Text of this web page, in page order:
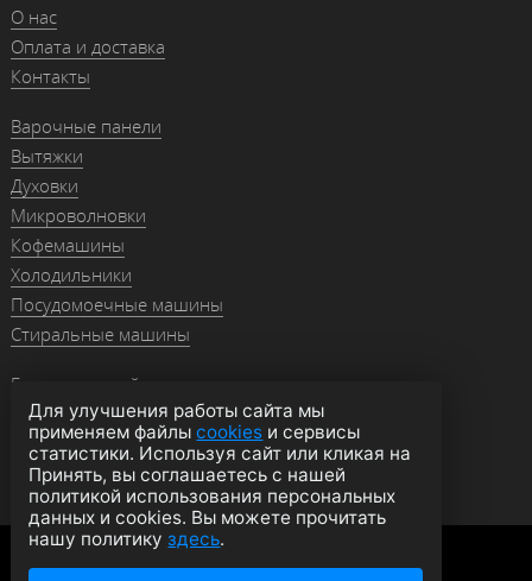
О нас
Оплата и доставка
Контакты
Варочные панели
Вытяжки
Духовки
Микроволновки
Кофемашины
Холодильники
Посудомоечные машины
Стиральные машины
Гранитные мойки
Мойки из нержавейки
Смесители
Аксессуары
Политика конфиденциальности
Для улучшения работы сайта мы
применяем файлыcookies и сервисы
статистики. Используя сайт или кликая на
Принять, вы соглашаетесь с нашей
политикой использования персональных
данных и cookies. Вы можете прочитать
нашу политикуздесь.